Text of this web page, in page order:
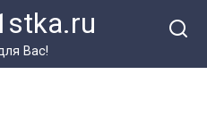
Вас!